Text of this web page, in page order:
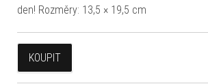
den! Rozměry: 13,5 × 19,5 cm
KOUPIT